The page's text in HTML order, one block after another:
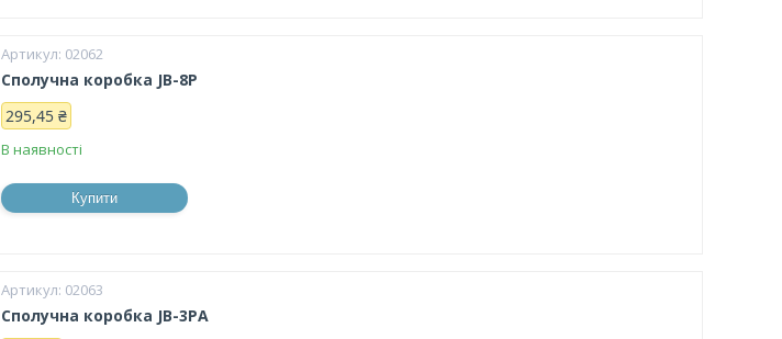
02062
Сполучна коробка JB-8P
295,45 ₴
В наявності
Купити
02063
Сполучна коробка JB-3PA